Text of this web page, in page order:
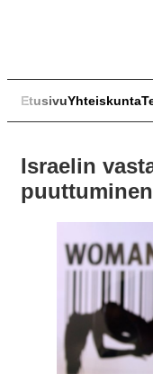
EtusivuYhteiskunta
Israelin